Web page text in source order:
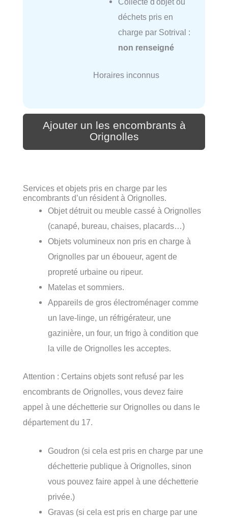
déchets pris en
charge par Sotrival :
non renseigné
Horaires inconnus
Ajouter un les encombrants à
Orignolles
Services et objets pris en charge par les
encombrants d’un résident à Orignolles.
Objet détruit ou meuble cassé à Orignolles
(canapé, bureau, chaises, placards…)
Objets volumineux non pris en charge à
Orignolles par un éboueur, agent de
propreté urbaine ou ripeur.
Matelas et sommiers.
Appareils de gros électroménager comme
un lave-linge, un réfrigérateur, une
gazinière, un four, un frigo à condition que
la ville de Orignolles les acceptes.
Attention : Certains objets sont refusé par les
encombrants de Orignolles, vous devez faire
appel à une déchetterie sur Orignolles ou dans le
département du 17.
Goudron (si cela est pris en charge par une
déchetterie publique à Orignolles, sinon
vous pouvez faire appel à une déchetterie
privée.)
Gravas (si cela est pris en charge par une